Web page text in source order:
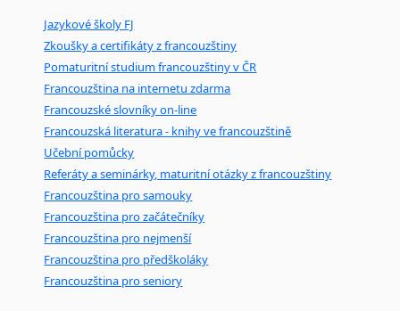
Mix pomůcek, jež
poradny a pravidla pravopisu nebo
Jazykové školy FJ
Zkoušky a certifikáty z francouzštiny
Pomaturitní studium francouzštiny v ČR
Francouzština na internetu zdarma
Francouzské slovníky on-line
Francouzská literatura - knihy ve francouzštině
Učební pomůcky
Referáty a seminárky, maturitní otázky z francouzštiny
Francouzština pro samouky
Francouzština pro začátečníky
Francouzština pro nejmenší
Francouzština pro předškoláky
Francouzština pro seniory